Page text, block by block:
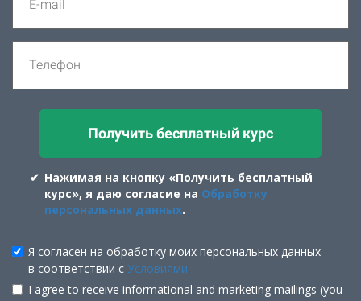
Получить бесплатный курс
Нажимая на кнопку «Получить бесплатный
курс», я даю согласие на Обработку
персональных данных.
Я согласен на обработку моих персональных данных
в соответствии с Условиями
I agree to receive informational and marketing mailings (you